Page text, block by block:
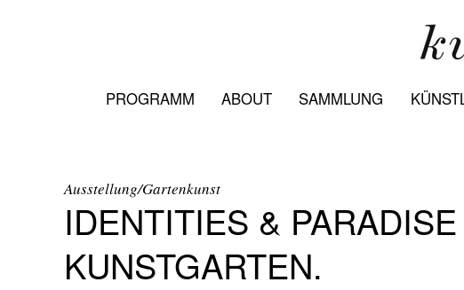
PROGRAMM ABOUT SAMMLUNG
Ausstellung/Gartenkunst
IDENTITIES &
KUNSTGARTEN.